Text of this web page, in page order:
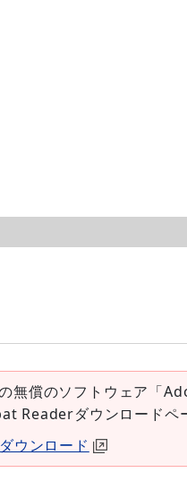
無償のソフトウェア「
Readerダウンロードペ
ウンロード